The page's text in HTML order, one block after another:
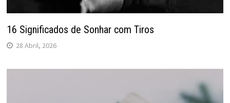
16 Significados de Sonhar com Tiros
28 Abril, 2026